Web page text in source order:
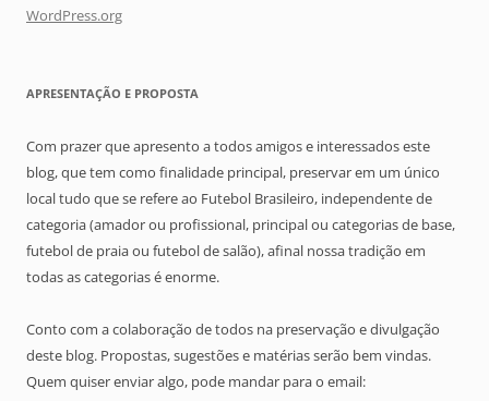
WordPress.org
APRESENTAÇÃO E PROPOSTA
Com prazer que apresento a todos amigos e interessados este
blog, que tem como finalidade principal, preservar em um único
local tudo que se refere ao Futebol Brasileiro, independente de
categoria (amador ou profissional, principal ou categorias de base,
futebol de praia ou futebol de salão), afinal nossa tradição em
todas as categorias é enorme.
Conto com a colaboração de todos na preservação e divulgação
deste blog. Propostas, sugestões e matérias serão bem vindas.
Quem quiser enviar algo, pode mandar para o email: